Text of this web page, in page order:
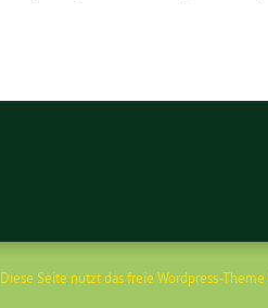
Diese Seite nutzt das freie Wordpress-Theme